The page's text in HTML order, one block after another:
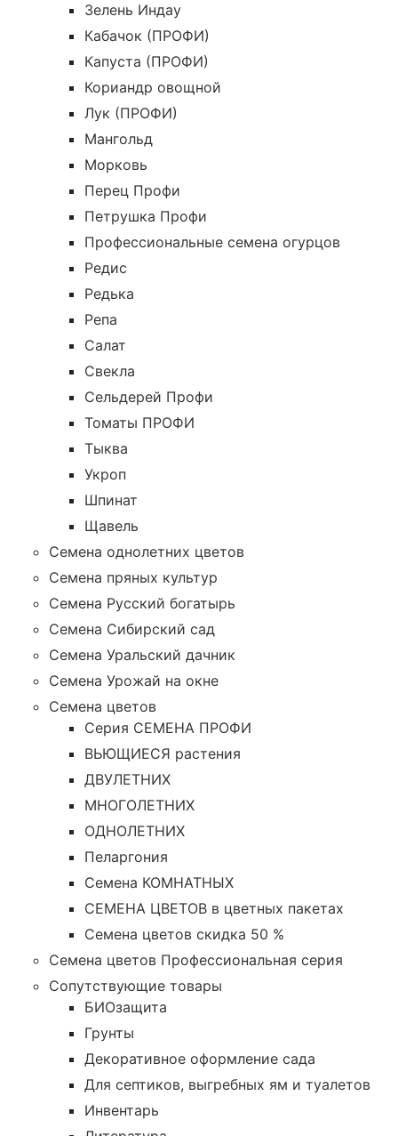
Зелень Индау
Кабачок (ПРОФИ)
Капуста (ПРОФИ)
Кориандр овощной
Лук (ПРОФИ)
Мангольд
Морковь
Перец Профи
Петрушка Профи
Профессиональные семена огурцов
Редис
Редька
Репа
Салат
Свекла
Сельдерей Профи
Томаты ПРОФИ
Тыква
Укроп
Шпинат
Щавель
Семена однолетних цветов
Семена пряных культур
Семена Русский богатырь
Семена Сибирский сад
Семена Уральский дачник
Семена Урожай на окне
Семена цветов
Cерия CЕМЕНА ПРОФИ
ВЬЮЩИЕСЯ растения
ДВУЛЕТНИХ
МНОГОЛЕТНИХ
ОДНОЛЕТНИХ
Пеларгония
Семена КОМНАТНЫХ
СЕМЕНА ЦВЕТОВ в цветных пакетах
Семена цветов скидка 50 %
Семена цветов Профессиональная серия
Сопутствующие товары
БИОзащита
Грунты
Декоративное оформление сада
Для септиков, выгребных ям и туалетов
Инвентарь